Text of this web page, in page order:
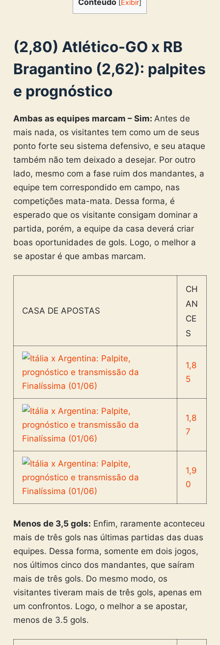
[Exibir]
(2,80) Atlético-GO x RB
Bragantino (2,62): palpites
e prognóstico
Ambas as equipes marcam – Sim: Antes de
mais nada, os visitantes tem como um de seus
ponto forte seu sistema defensivo, e seu ataque
também não tem deixado a desejar. Por outro
lado, mesmo com a fase ruim dos mandantes, a
equipe tem correspondido em campo, nas
competições mata-mata. Dessa forma, é
esperado que os visitante consigam dominar a
partida, porém, a equipe da casa deverá criar
boas oportunidades de gols. Logo, o melhor a
se apostar é que ambas marcam.
CASA DE APOSTAS
CH
AN
CE
S
1,8
5
1,8
7
1,9
0
Menos de 3,5 gols: Enfim, raramente aconteceu
mais de três gols nas últimas partidas das duas
equipes. Dessa forma, somente em dois jogos,
nos últimos cinco dos mandantes, que saíram
mais de três gols. Do mesmo modo, os
visitantes tiveram mais de três gols, apenas em
um confrontos. Logo, o melhor a se apostar,
menos de 3.5 gols.